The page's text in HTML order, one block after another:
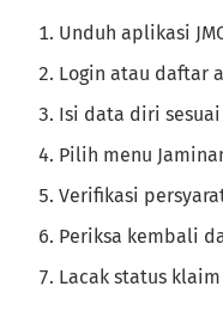
Unduh aplikasi
Login atau daftar
Isi data diri
Pilih menu
Verifikasi
Periksa kembali
Lacak status